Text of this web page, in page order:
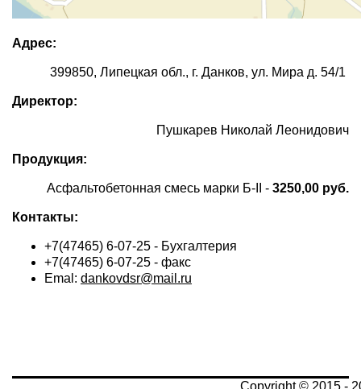
Адрес:
399850, Липецкая обл., г. Данков, ул. Мира д. 54/1
Директор:
Пушкарев Николай Леонидович
Продукция:
Асфальтобетонная смесь марки Б-II - 3250,00 руб.
Контакты:
+7(47465) 6-07-25 - Бухгалтерия
+7(47465) 6-07-25 - факс
Emal: dankovdsr@mail.ru
Copyright © 2015 -